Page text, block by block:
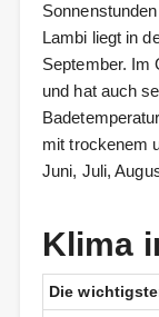
Lambi liegt in
September. Im
und hat auch
mit trockenem
Juni, Juli,
Klima
Die